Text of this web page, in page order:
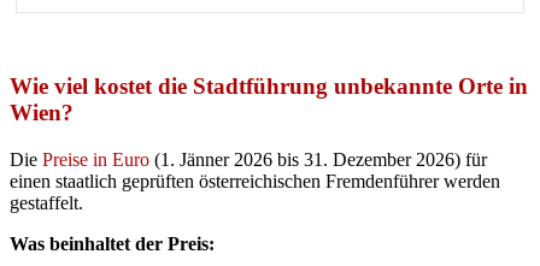
Wie viel kostet die Stadtführung unbekannte Orte in
Wien?
Die Preise in Euro (1. Jänner 2026 bis 31. Dezember 2026) für
einen staatlich geprüften österreichischen Fremdenführer werden
gestaffelt.
Was beinhaltet der Preis: